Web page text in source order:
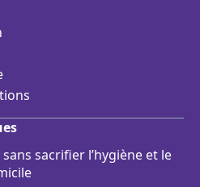
sacrifier l’hygiène et le